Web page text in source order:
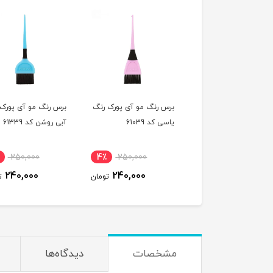
برس رنگ مو آی پورک رنگ
یاسی کد 61039
250,000 4٪
240,000 تومان
برس رنگ مو آی
آبی روشن کد 61339
250,000
240,000
مشخصات دیدگاه‌ها